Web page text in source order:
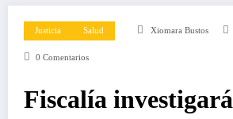
Justicia Salud Xiomara Bustos
0 Comentarios
Fiscalía investigará